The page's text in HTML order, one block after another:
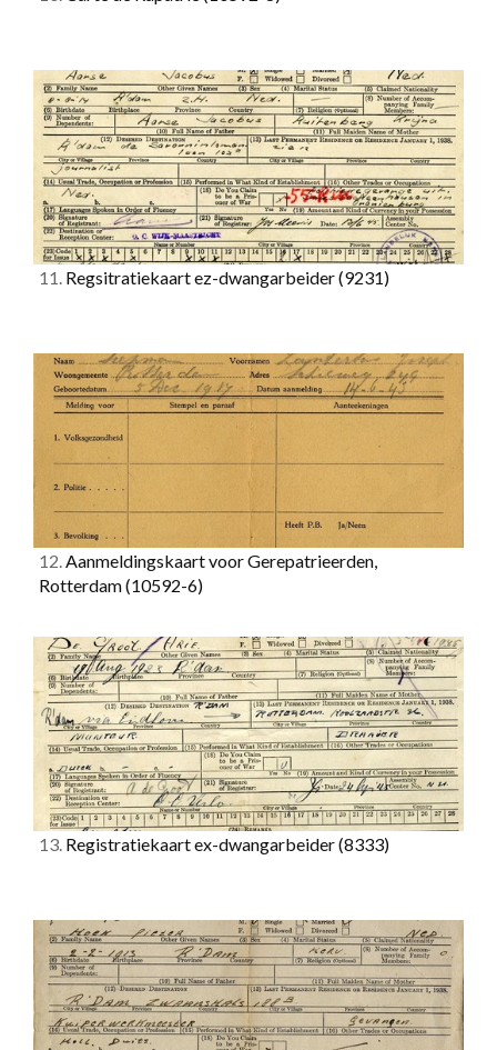
11. Regsitratiekaart ez-dwangarbeider(9231)
12.Aanmeldingskaart voor Gerepatrieerden,
Rotterdam(10592-6)
13. Registratiekaart ex-dwangarbeider(8333)